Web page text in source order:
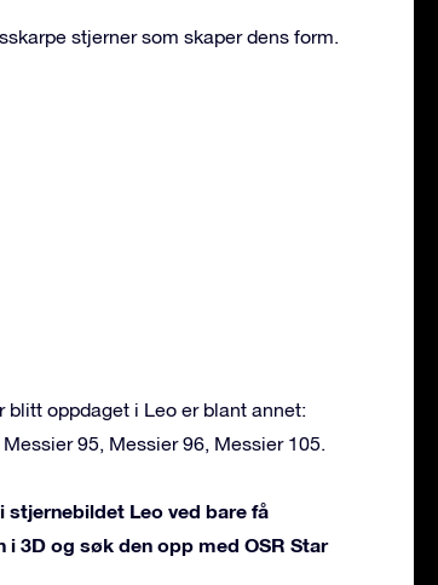
stjerner som skaper dens form.
blitt oppdaget i Leo er blant annet:
95, Messier 96, Messier 105.
stjernebildet Leo ved bare få
3D og søk den opp med OSR Star